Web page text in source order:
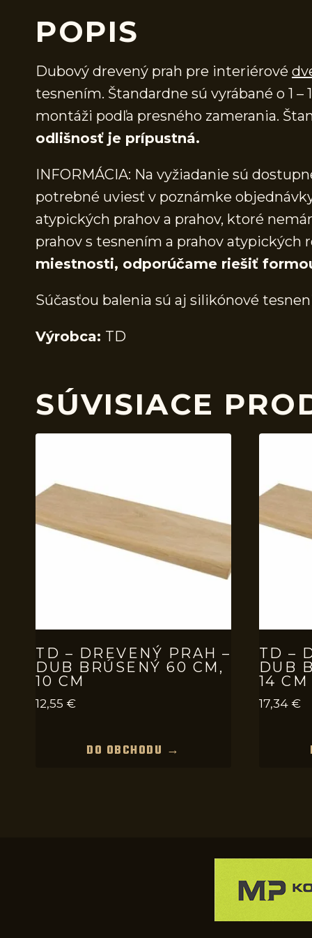
POPIS
Dubový drevený prah pre interiérové
tesnením. Štandardne sú vyrábané o 1
montáži podľa presného zamerania.
odlišnosť je prípustná.
INFORMÁCIA: Na vyžiadanie sú
potrebné uviesť v poznámke
atypických prahov a prahov, ktoré
prahov s tesnením a prahov
miestnosti, odporúčame riešiť
Súčasťou balenia sú aj silikónové
Výrobca: TD
SÚVISIACE
TD – DREVENÝ PRAH –
DUB BRÚSENÝ 60 CM,
10 CM
12,55 €
DO OBCHODU →
TD –
DUB
14 CM
17,34 €